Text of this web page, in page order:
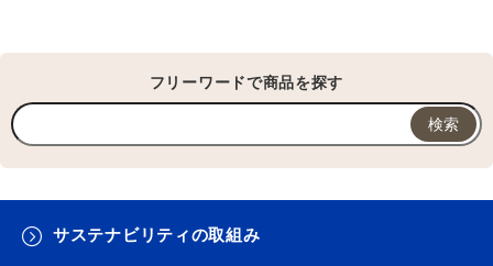
フリーワードで商品を探す
サステナビリティの取組み